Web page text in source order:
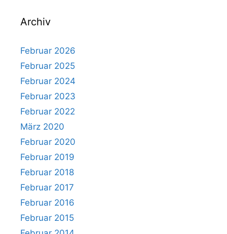
Archiv
Februar 2026
Februar 2025
Februar 2024
Februar 2023
Februar 2022
März 2020
Februar 2020
Februar 2019
Februar 2018
Februar 2017
Februar 2016
Februar 2015